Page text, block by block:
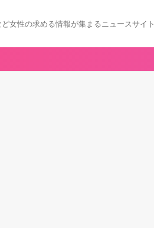
女性の求める情報が集まるニュースサイト